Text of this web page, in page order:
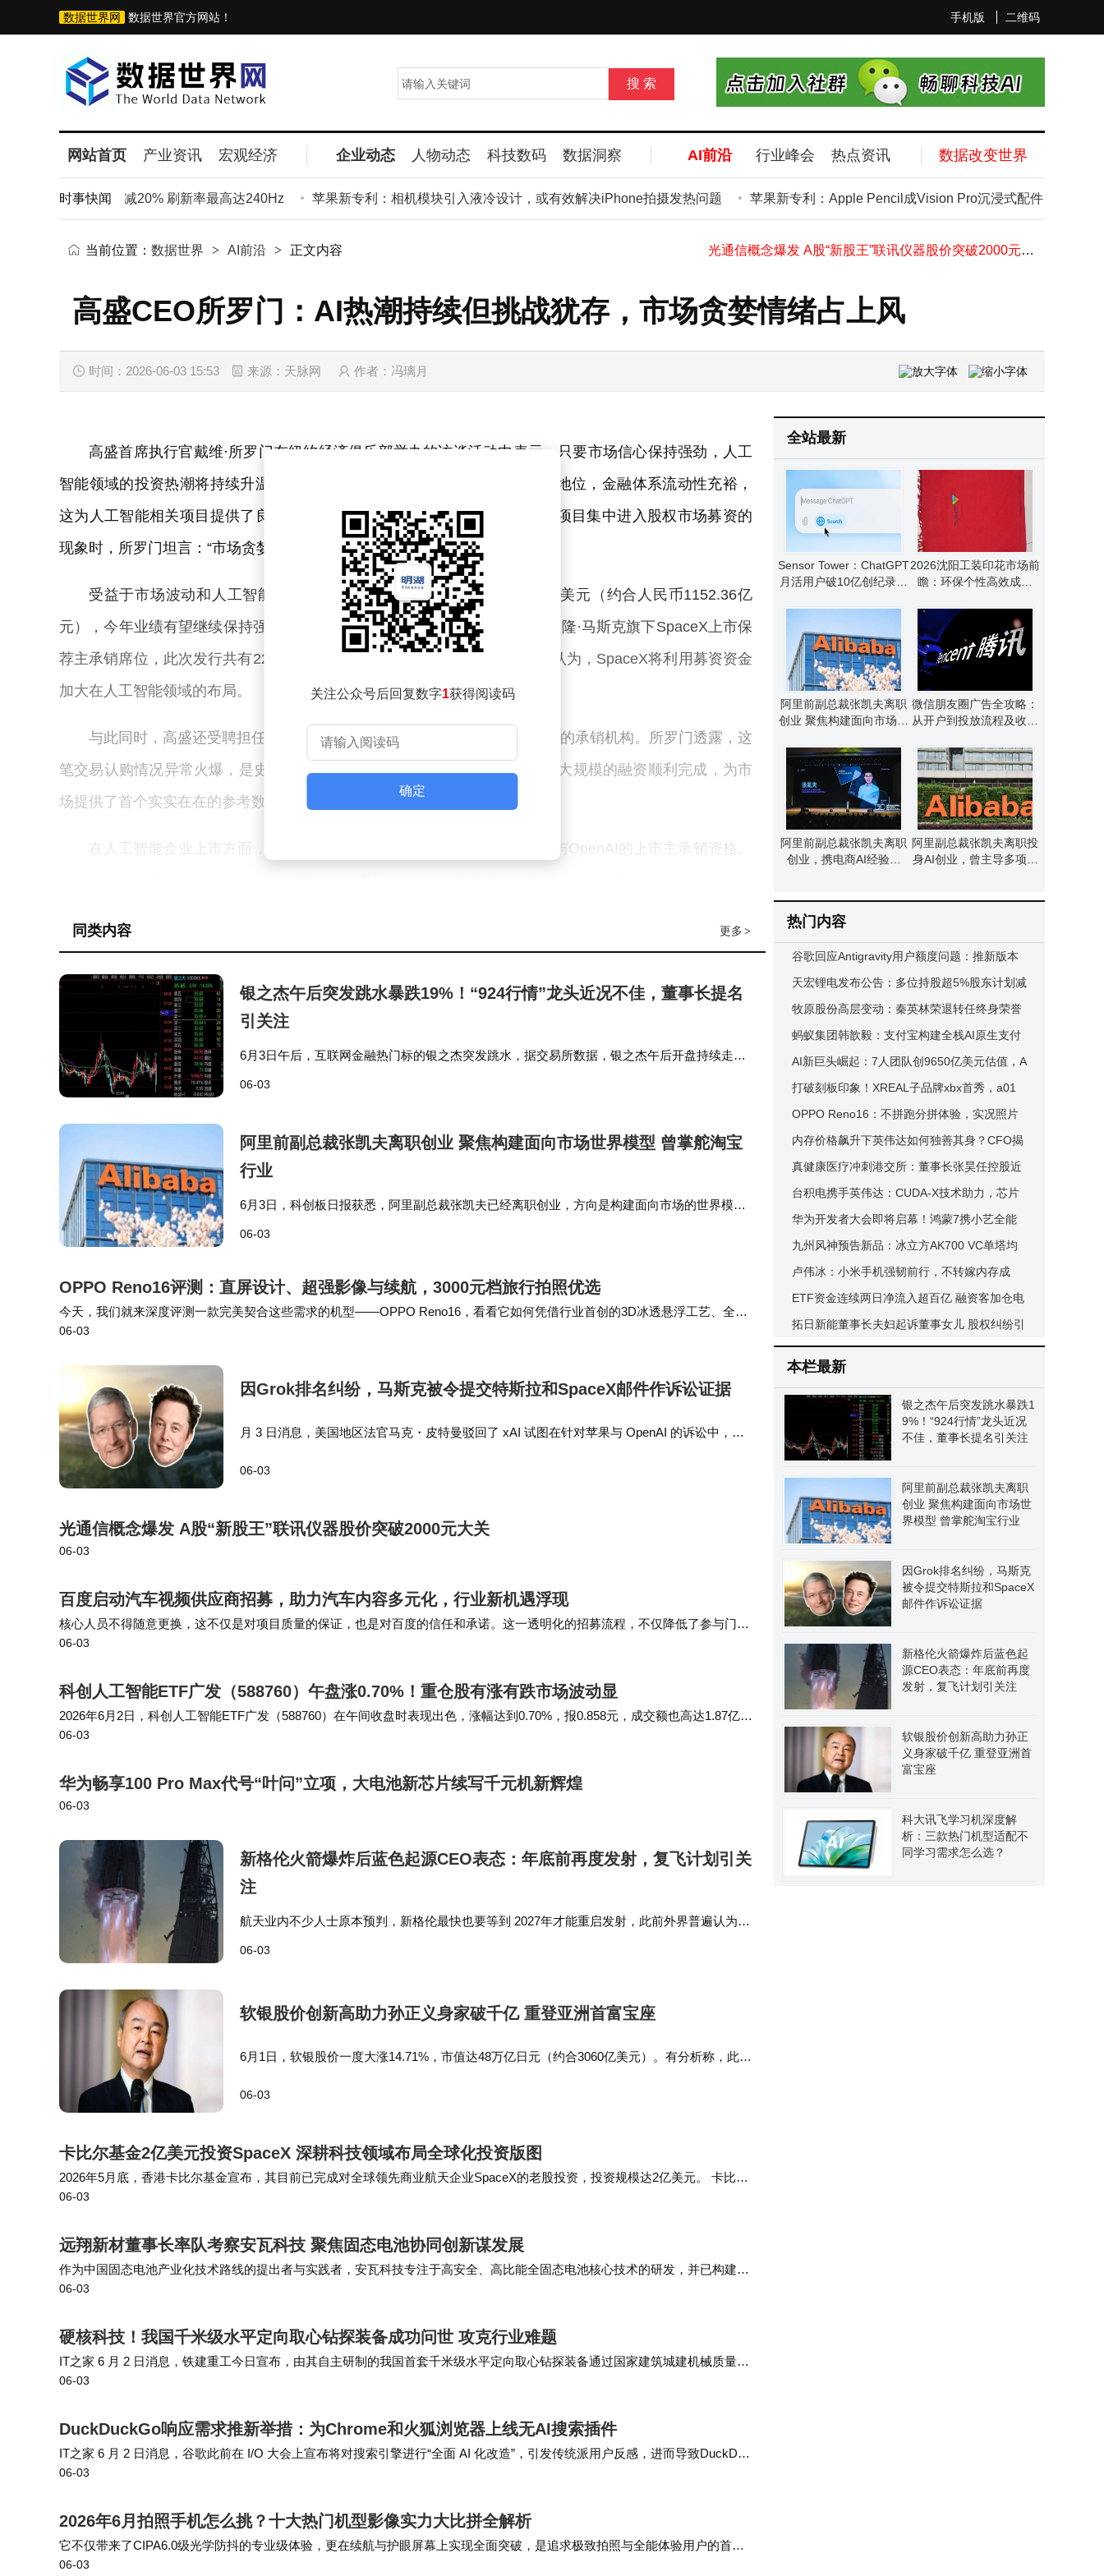
手机版 二维码
数据世界网 数据世界官方网站！
网站首页 产业资讯 宏观经济 企业动态 人物动态 科技数码 数据洞察 AI前沿 行业峰会 热点资讯 数据改变世界
时事快闻
笔记本屏：厚度减20% 刷新率最高达240Hz 苹果新专利：相机模块引入液冷设计，或有效解决iPhone拍摄发热问题 苹果新专利：Apple Pencil成Vision Pro沉浸式配件，触觉反馈
阿里前副总裁张凯夫离职创业 聚焦构建面向市场世界模型 曾掌舵淘宝行业
光通信概念爆发 A股“新股王”联讯仪器股价突破2000元大关
软银股价创新高助力孙正义身家破千亿 重登亚洲首富宝座
卡比尔基金2亿美元投资SpaceX 深耕科技领域布局全球化投资版图
当前位置： 数据世界 > AI前沿 > 正文内容
高盛CEO所罗门：AI热潮持续但挑战犹存，市场贪婪情绪占上风
时间：2026-06-03 15:53 来源：天脉网 作者：冯璃月
高盛首席执行官戴维·所罗门在纽约经济俱乐部举办的访谈活动中表示，只要市场信心保持强劲，人工
智能领域的投资热潮将持续升温。他指出，当前全球市场乐观情绪占据主导地位，金融体系流动性充裕，
这为人工智能相关项目提供了良好的融资环境。当被问及大量巨型人工智能项目集中进入股权市场募资的
现象时，所罗门坦言：“市场贪婪情绪明显盖过了恐慌情绪。”
受益于市场波动和人工智能领域的投资热潮，高盛去年实现利润170亿美元（约合人民币1152.36亿
元），今年业绩有望继续保持强劲。近期，高盛投行IPO业务团队成功获得埃隆·马斯克旗下SpaceX上市保
荐主承销席位，此次发行共有22家银行参与，预计下周正式落地。市场普遍认为，SpaceX将利用募资资金
加大在人工智能领域的布局。
与此同时，高盛还受聘担任谷歌母公司Alphabet 800亿美元股权私募项目的承销机构。所罗门透露，这
笔交易认购情况异常火爆，是史上规模最大的增发募资项目。他强调：“如此大规模的融资顺利完成，为市
场提供了首个实实在在的参考数据，释放出积极信号。”
在人工智能企业上市方面，高盛正全力争取两家领先企业——Anthropic与OpenAI的上市主承销资格。
尽管市场前景乐观，所罗门也警示称，人工智能基础设施和算力的市场需求可能不会如当前预期那样
持续稳步增长。他指出，技术迭代、生产和分销成本变化都可能成为发展障碍。“人工智能算力最终需要实
体企业买单，”他表示，“各大企业推进人工智能应用和数字化转型的节奏，可能比市场普遍预期的要慢。”
所罗门进一步分析称，不同行业落地人工智能的进度存在显著差异。高利润行业有充足资金投入研发
和试点，而薄利行业则因资金限制缺乏推进动力。当被问及人工智能热潮何时可能转向时，他回应道：“市
场情绪反转可能非常迅速，但这并不意味着必然发生崩盘。”
关注公众号后回复数字1获得阅读码
确定
更多 >
同类内容
银之杰午后突发跳水暴跌19%！“924行情”龙头近况不佳，董事长提名
引关注
6月3日午后，互联网金融热门标的银之杰突发跳水，据交易所数据，银之杰午后开盘持续走
06-03
阿里前副总裁张凯夫离职创业 聚焦构建面向市场世界模型 曾掌舵淘宝
行业
6月3日，科创板日报获悉，阿里副总裁张凯夫已经离职创业，方向是构建面向市场的世界模
06-03
OPPO Reno16评测：直屏设计、超强影像与续航，3000元档旅行拍照优选
今天，我们就来深度评测一款完美契合这些需求的机型——OPPO Reno16，看看它如何凭借行业首创的3D冰透悬浮工艺、全焦
段2亿像素四主摄系统以及6700mAh超大电池，在竞争激烈的市场中脱颖而出，成为旅行、…
06-03
因Grok排名纠纷，马斯克被令提交特斯拉和SpaceX邮件作诉讼证据
月 3 日消息，美国地区法官马克・皮特曼驳回了 xAI 试图在针对苹果与 OpenAI 的诉讼中，将
中，雷法官采纳了 …
06-03
光通信概念爆发 A股“新股王”联讯仪器股价突破2000元大关
06-03
百度启动汽车视频供应商招募，助力汽车内容多元化，行业新机遇浮现
核心人员不得随意更换，这不仅是对项目质量的保证，也是对百度的信任和承诺。这一透明化的招募流程，不仅降低了参与门
槛，也为更多优秀的汽车视频制作公司提供了机会。总的来看，百度此次招募汽车类视频制作供应商，既是对自…
06-03
科创人工智能ETF广发（588760）午盘涨0.70%！重仓股有涨有跌市场波动显
2026年6月2日，科创人工智能ETF广发（588760）在午间收盘时表现出色，涨幅达到0.70%，报0.858元，成交额也高达1.87亿
元，显示出市场对该基金的关注度持续上升。基金经理曹世宇在管理该基金时，…
06-03
华为畅享100 Pro Max代号“叶问”立项，大电池新芯片续写千元机新辉煌
06-03
新格伦火箭爆炸后蓝色起源CEO表态：年底前再度发射，复飞计划引关
注
航天业内不少人士原本预判，新格伦最快也要等到 2027年才能重启发射，此前外界普遍认为发
06-03
软银股价创新高助力孙正义身家破千亿 重登亚洲首富宝座
6月1日，软银股价一度大涨14.71%，市值达48万亿日元（约合3060亿美元）。有分析称，此轮
在英伟达释放对C…
06-03
卡比尔基金2亿美元投资SpaceX 深耕科技领域布局全球化投资版图
2026年5月底，香港卡比尔基金宣布，其目前已完成对全球领先商业航天企业SpaceX的老股投资，投资规模达2亿美元。 卡比尔
基金此次投资的SpaceX是全球最具影响力的科技企业之一，在可重复使用火箭、低轨卫星…
06-03
远翔新材董事长率队考察安瓦科技 聚焦固态电池协同创新谋发展
作为中国固态电池产业化技术路线的提出者与实践者，安瓦科技专注于高安全、高比能全固态电池核心技术的研发，并已构建起
覆盖动力电池、消费电池、储能电池、低空经济、机器人、智能具身及智算中心（AIDC）等多元应用场景…
06-03
硬核科技！我国千米级水平定向取心钻探装备成功问世 攻克行业难题
IT之家 6 月 2 日消息，铁建重工今日宣布，由其自主研制的我国首套千米级水平定向取心钻探装备通过国家建筑城建机械质量监
督检验中心权威认证，核心指标达国际领先水平，标志着我国首套千米级水平定向取心钻探装备成…
06-03
DuckDuckGo响应需求推新举措：为Chrome和火狐浏览器上线无AI搜索插件
IT之家 6 月 2 日消息，谷歌此前在 I/O 大会上宣布将对搜索引擎进行“全面 AI 化改造”，引发传统派用户反感，进而导致DuckDuc
kGo 的无 AI 搜索页面（noai.duckduckgo.c…
06-03
2026年6月拍照手机怎么挑？十大热门机型影像实力大比拼全解析
它不仅带来了CIPA6.0级光学防抖的专业级体验，更在续航与护眼屏幕上实现全面突破，是追求极致拍照与全能体验用户的首
选。作为手机拍照排行榜前十名推荐的一员，vivo S60元气版在影像方面搭载了5000万像…
06-03
全站最新
Sensor Tower：ChatGPT
月活用户破10亿创纪录，
2026沈阳工装印花市场前
瞻：环保个性高效成新
阿里前副总裁张凯夫离职
创业 聚焦构建面向市场世
微信朋友圈广告全攻略：
从开户到投放流程及收费
阿里前副总裁张凯夫离职
创业，携电商AI经验掘
阿里副总裁张凯夫离职投
身AI创业，曾主导多项创
热门内容
谷歌回应Antigravity用户额度问题：推新版本
并重置配额以解用户困扰
天宏锂电发布公告：多位持股超5%股东计划减
持公司股份
牧原股份高层变动：秦英林荣退转任终身荣誉
董事长，曹治年接棒掌舵
蚂蚁集团韩歆毅：支付宝构建全栈AI原生支付
体系 引领智能体支付新潮流
AI新巨头崛起：7人团队创9650亿美元估值，A
I接管高薪市场造富潮来袭
打破刻板印象！XREAL子品牌xbx首秀，a01
系列AR眼镜1699元起开启娱乐新体验
OPPO Reno16：不拼跑分拼体验，实况照片
成潮流生活新宠儿
内存价格飙升下英伟达如何独善其身？CFO揭
秘提前下单的“先见之明”
真健康医疗冲刺港交所：董事长张昊任控股近
半，年薪超四百万有22年行业经验
台积电携手英伟达：CUDA-X技术助力，芯片
制造全流程效率大提升
华为开发者大会即将启幕！鸿蒙7携小艺全能
管家登场，开启全场景智慧新篇
九州风神预告新品：冰立方AK700 VC单塔均
热板风冷散热器即将登场
卢伟冰：小米手机强韧前行，不转嫁内存成
本，新OS七八月将至
ETF资金连续两日净流入超百亿 融资客加仓电
子通信股 股东减持动作频现
拓日新能董事长夫妇起诉董事女儿 股权纠纷引
发股价大跌
本栏最新
银之杰午后突发跳水暴跌1
9%！“924行情”龙头近况
不佳，董事长提名引关注
阿里前副总裁张凯夫离职
创业 聚焦构建面向市场世
界模型 曾掌舵淘宝行业
因Grok排名纠纷，马斯克
被令提交特斯拉和SpaceX
邮件作诉讼证据
新格伦火箭爆炸后蓝色起
源CEO表态：年底前再度
发射，复飞计划引关注
软银股价创新高助力孙正
义身家破千亿 重登亚洲首
富宝座
科大讯飞学习机深度解
析：三款热门机型适配不
同学习需求怎么选？